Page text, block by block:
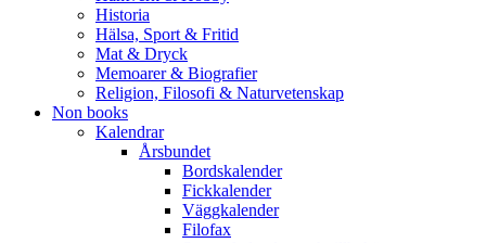
Historia
Hälsa, Sport & Fritid
Mat & Dryck
Memoarer & Biografier
Religion, Filosofi & Naturvetenskap
Non books
Kalendrar
Årsbundet
Bordskalender
Fickkalender
Väggkalender
Filofax